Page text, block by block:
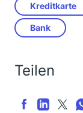
Kreditkarte
Bank
Teilen